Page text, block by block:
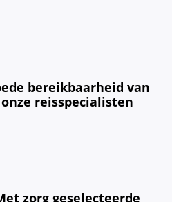
bereikbaarheid van
onze reisspecialisten
zorg geselecteerde